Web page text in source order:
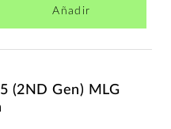
Añadir
(2ND Gen) MLG